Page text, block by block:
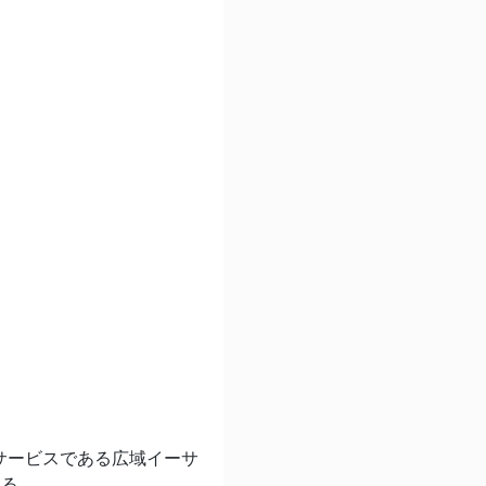
ビスである広域イーサ